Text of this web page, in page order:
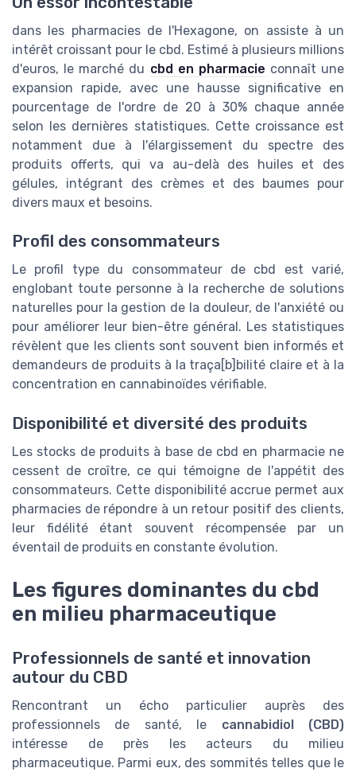
dans les pharmacies de l'Hexagone, on assiste à un
intérêt croissant pour le cbd. Estimé à plusieurs millions
d'euros, le marché du cbd en pharmacie connaît une
expansion rapide, avec une hausse significative en
pourcentage de l'ordre de 20 à 30% chaque année
selon les dernières statistiques. Cette croissance est
notamment due à l'élargissement du spectre des
produits offerts, qui va au-delà des huiles et des
gélules, intégrant des crèmes et des baumes pour
divers maux et besoins.
Profil des consommateurs
Le profil type du consommateur de cbd est varié,
englobant toute personne à la recherche de solutions
naturelles pour la gestion de la douleur, de l'anxiété ou
pour améliorer leur bien-être général. Les statistiques
révèlent que les clients sont souvent bien informés et
demandeurs de produits à la traça[b]bilité claire et à la
concentration en cannabinoïdes vérifiable.
Disponibilité et diversité des produits
Les stocks de produits à base de cbd en pharmacie ne
cessent de croître, ce qui témoigne de l'appétit des
consommateurs. Cette disponibilité accrue permet aux
pharmacies de répondre à un retour positif des clients,
leur fidélité étant souvent récompensée par un
éventail de produits en constante évolution.
Les figures dominantes du cbd
en milieu pharmaceutique
Professionnels de santé et innovation
autour du CBD
Rencontrant un écho particulier auprès des
professionnels de santé, le cannabidiol (CBD)
intéresse de près les acteurs du milieu
pharmaceutique. Parmi eux, des sommités telles que le